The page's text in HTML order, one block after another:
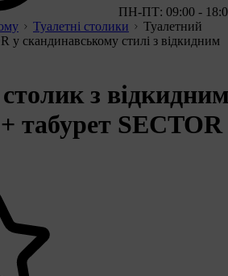
ПН-ПТ: 09:00 -
Туалетні столики
Туалетний
у скандинавському стилі з відкидним
з
табурет SECTOR